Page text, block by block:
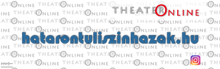
Toggle main menu visibility